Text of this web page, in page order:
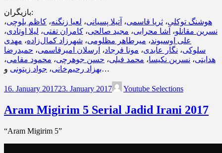
بازیگران:
هوشنگ توکلی، ثریا قاسمی، آتیلا پسیانی، لعیا زنگنه، کاظم بلوچی،
نسرین مقانلو، آشا محرابی، مجید صالحی، کامران تفتی، لیلا اوتادی،
علی اوسیوند، میرطاهر مظلومی، شهرزاد کمال‌زاده، مهدی
سلوکی، نگار عابدی، مونا فرجاد، ارسلان امیرقاسمی، حمیدرضا
هدایتی، نسرین نکیسا، محمد فیلی، حسن جوهرچی، محمود مقامی،
بهزاد رحیم‌خانی، جواد زیتونی و…
16. January 201723. January 2017 Youtube Selections
Aram Migirim 5 Serial Jadid Irani 2017
“Aram Migirim 5”